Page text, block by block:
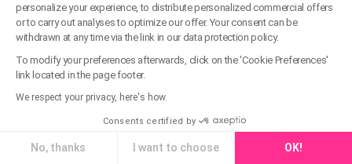
personalize your experience, to distribute personalized commercial offers
or to carry out analyses to optimize our offer. Your consent can be
withdrawn at any time via the link in our data protection policy.
To modify your preferences afterwards, click on the 'Cookie Preferences'
link located in the page footer.
We respect your privacy, here's how.
Consents certified by
No, thanks I want to choose OK!
ispirandosi alle migliori pratiche e osando innovare. In
AssessFirst, osserviamo che le organizzazioni che
riescono meglio nella propria strategia di recruiting
digitale sono quelle che considerano il sito carriere
come un progetto vivo, in perpetua evoluzione.Per
trasformare efficacemente le vostre pratiche, iniziate